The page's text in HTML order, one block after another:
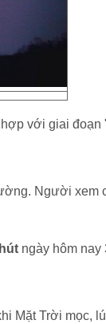
với giai đoạn
Người xem
ngày hôm nay
Mặt Trời mọc,